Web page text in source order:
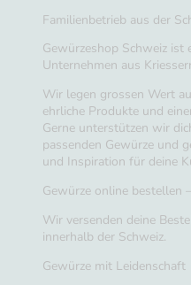
Familienbetrieb aus der
Gewürzeshop Schweiz ist
Unternehmen aus
Wir legen grossen Wert
ehrliche Produkte und
Gerne unterstützen wir
passenden Gewürze und
und Inspiration für deine
Gewürze online bestellen
Wir versenden deine
innerhalb der Schweiz.
Gewürze mit Leidenschaft